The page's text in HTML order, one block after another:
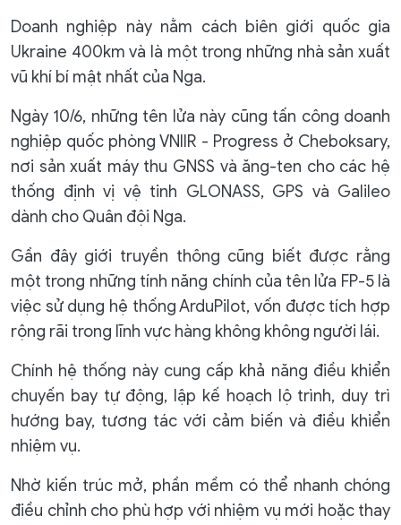
Doanh nghiệp này nằm cách biên giới quốc gia
Ukraine 400km và là một trong những nhà sản xuất
vũ khí bí mật nhất của Nga.
Ngày 10/6, những tên lửa này cũng tấn công doanh
nghiệp quốc phòng VNIIR - Progress ở Cheboksary,
nơi sản xuất máy thu GNSS và ăng-ten cho các hệ
thống định vị vệ tinh GLONASS, GPS và Galileo
dành cho Quân đội Nga.
Gần đây giới truyền thông cũng biết được rằng
một trong những tính năng chính của tên lửa FP-5 là
việc sử dụng hệ thống ArduPilot, vốn được tích hợp
rộng rãi trong lĩnh vực hàng không không người lái.
Chính hệ thống này cung cấp khả năng điều khiển
chuyến bay tự động, lập kế hoạch lộ trình, duy trì
hướng bay, tương tác với cảm biến và điều khiển
nhiệm vụ.
Nhờ kiến ​​trúc mở, phần mềm có thể nhanh chóng
điều chỉnh cho phù hợp với nhiệm vụ mới hoặc thay